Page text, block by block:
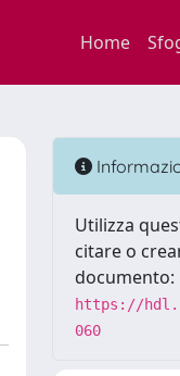
Home
Utilizza
citare o
documento:
https://
060